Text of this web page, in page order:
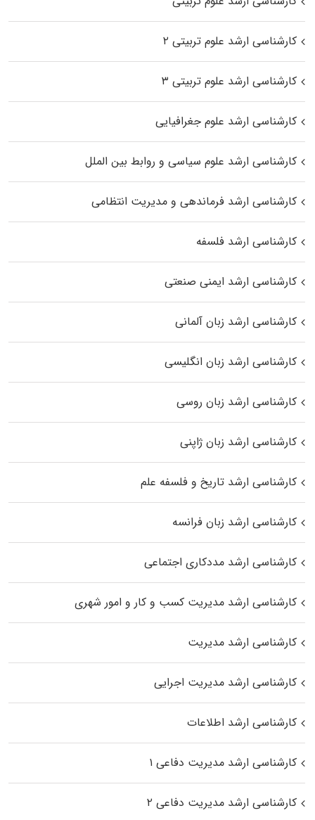
کارشناسی ارشد علوم تربیتی ۲
کارشناسی ارشد علوم تربیتی ۳
کارشناسی ارشد علوم جغرافیایی
کارشناسی ارشد علوم سیاسی و روابط بین الملل
کارشناسی ارشد فرماندهی و مدیریت انتظامی
کارشناسی ارشد فلسفه
کارشناسی ارشد ایمنی صنعتی
کارشناسی ارشد زبان آلمانی
کارشناسی ارشد زبان انگلیسی
کارشناسی ارشد زبان روسی
کارشناسی ارشد زبان ژاپنی
کارشناسی ارشد تاریخ و فلسفه علم
کارشناسی ارشد زبان فرانسه
کارشناسی ارشد مددکاری اجتماعی
کارشناسی ارشد مدیریت کسب و کار و امور شهری
کارشناسی ارشد مدیریت
کارشناسی ارشد مدیریت اجرایی
کارشناسی ارشد اطلاعات
کارشناسی ارشد مدیریت دفاعی ۱
کارشناسی ارشد مدیریت دفاعی ۲